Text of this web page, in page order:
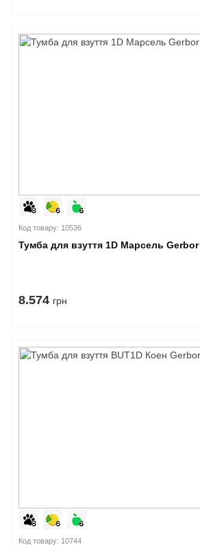
Код товару: 10536
Тумба для взуття 1D Марсель Gerbor
8.574 грн
Код товару: 10744